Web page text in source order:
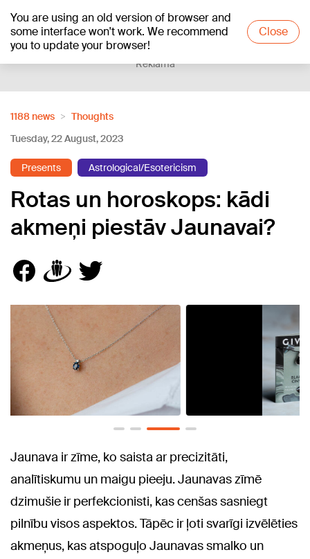
You are using an old version of browser and
some interface won't work. We recommend
you to update your browser!
Close
+18°C
Reklāma
1188 news
Thoughts
Tuesday, 22 August, 2023
Presents Astrological/Esotericism
Rotas un horoskops: kādi
akmeņi piestāv Jaunavai?
Jaunava ir zīme, ko saista ar precizitāti,
analītiskumu un maigu pieeju. Jaunavas zīmē
dzimušie ir perfekcionisti, kas cenšas sasniegt
pilnību visos aspektos. Tāpēc ir ļoti svarīgi izvēlēties
akmeņus, kas atspoguļo Jaunavas smalko un